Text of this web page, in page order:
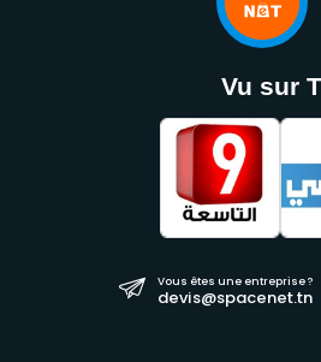
Vu sur
Vous êtes une entreprise ?
devis@spacenet.tn